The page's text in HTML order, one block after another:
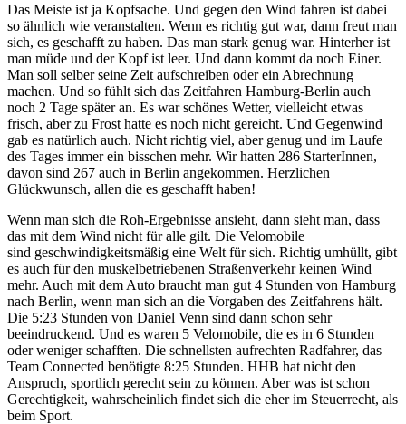
Das Meiste ist ja Kopfsache. Und gegen den Wind fahren ist dabei
so ähnlich wie veranstalten. Wenn es richtig gut war, dann freut man
sich, es geschafft zu haben. Das man stark genug war. Hinterher ist
man müde und der Kopf ist leer. Und dann kommt da noch Einer.
Man soll selber seine Zeit aufschreiben oder ein Abrechnung
machen. Und so fühlt sich das Zeitfahren Hamburg-Berlin auch
noch 2 Tage später an. Es war schönes Wetter, vielleicht etwas
frisch, aber zu Frost hatte es noch nicht gereicht. Und Gegenwind
gab es natürlich auch. Nicht richtig viel, aber genug und im Laufe
des Tages immer ein bisschen mehr. Wir hatten 286 StarterInnen,
davon sind 267 auch in Berlin angekommen. Herzlichen
Glückwunsch, allen die es geschafft haben!
Wenn man sich die Roh-Ergebnisse ansieht, dann sieht man, dass
das mit dem Wind nicht für alle gilt. Die Velomobile
sind geschwindigkeitsmäßig eine Welt für sich. Richtig umhüllt, gibt
es auch für den muskelbetriebenen Straßenverkehr keinen Wind
mehr. Auch mit dem Auto braucht man gut 4 Stunden von Hamburg
nach Berlin, wenn man sich an die Vorgaben des Zeitfahrens hält.
Die 5:23 Stunden von Daniel Venn sind dann schon sehr
beeindruckend. Und es waren 5 Velomobile, die es in 6 Stunden
oder weniger schafften. Die schnellsten aufrechten Radfahrer, das
Team Connected benötigte 8:25 Stunden. HHB hat nicht den
Anspruch, sportlich gerecht sein zu können. Aber was ist schon
Gerechtigkeit, wahrscheinlich findet sich die eher im Steuerrecht, als
beim Sport.